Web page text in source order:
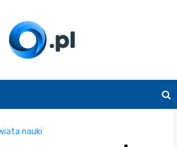
O.pl
nauki